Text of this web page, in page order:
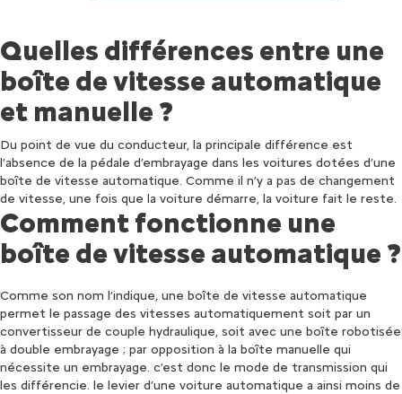
Quelles différences entre une
boîte de vitesse automatique
et manuelle ?
Du point de vue du conducteur, la principale différence est
l’absence de la pédale d’embrayage dans les voitures dotées d’une
boîte de vitesse automatique. Comme il n’y a pas de changement
de vitesse, une fois que la voiture démarre, la voiture fait le reste.
Comment fonctionne une
boîte de vitesse automatique ?
Comme son nom l’indique, une boîte de vitesse automatique
permet le passage des vitesses automatiquement soit par un
convertisseur de couple hydraulique, soit avec une boîte robotisée
à double embrayage ; par opposition à la boîte manuelle qui
nécessite un embrayage. c’est donc le mode de transmission qui
les différencie. le levier d’une voiture automatique a ainsi moins de